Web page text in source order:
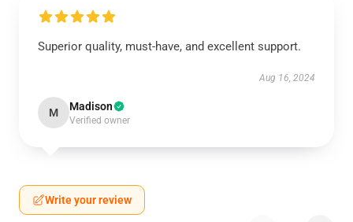
Superior quality, must-have, and excellent support.
Aug 16, 2024
M Madison
Verified owner
Write your review